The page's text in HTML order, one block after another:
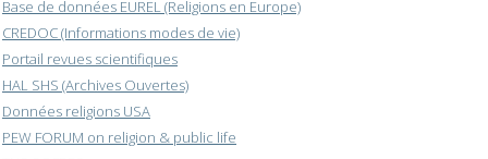
Base de données EUREL (Religions en Europe)
CREDOC (Informations modes de vie)
Portail revues scientifiques
HAL SHS (Archives Ouvertes)
Données religions USA
PEW FORUM on religion & public life